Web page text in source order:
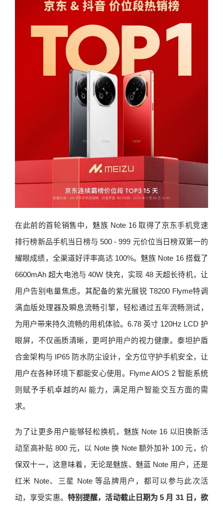
在此前的首轮销售中，魅族 Note 16 取得了京东手机竞速
排行榜新品手机当日榜与 500 - 999 元价位当日榜双第一的
耀眼成绩，全渠道好评率高达 100%。魅族 Note 16 搭载了
6600mAh 超大电池与 40W 快充，实现 48 天超长待机，让
用户告别电量焦虑。其配备的紫光展锐 T8200 Flyme特调
满血版处理器及瞬息流畅引擎，轻松通过五年流畅测试，
为用户带来持久流畅的用机体验。6.78 英寸 120Hz LCD 护
眼屏，不仅画质清晰，更呵护用户的视力健康。泰坦护盾
合金架构与 IP65 防水防尘设计，全方位守护手机安全，让
用户在各种环境下都能安心使用。Flyme AIOS 2 智能系统
则赋予手机卓越的AI 能力，满足用户智能交互方面的需
求。
为了让更多用户能够轻松换机，魅族 Note 16 以旧换新活
动至高补贴 800 元，以 Note 换 Note 额外加补 100 元，价
保双十一，这意味着，无论是魅族、魅蓝 Note 用户，还是
红米 Note、三星 Note 等品牌用户，都可以参与此次活
动，享受实惠。 特别提醒，活动截止日期为 5 月 31 日，欲